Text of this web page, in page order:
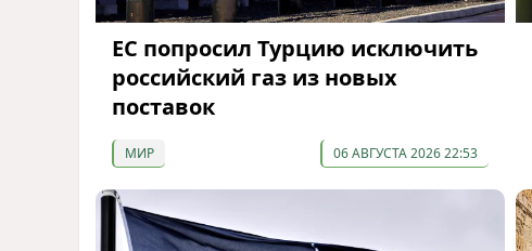
ЕС попросил Турцию исключить
российский газ из новых
поставок
МИР 06 АВГУСТА 2026 22:53